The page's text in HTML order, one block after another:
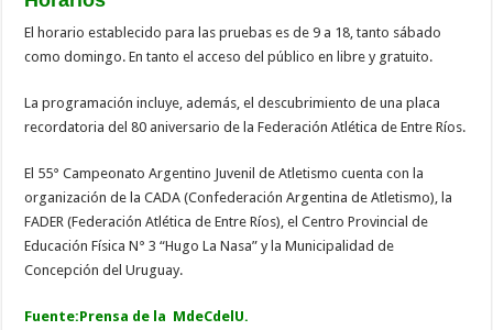
El horario establecido para las pruebas es de 9 a 18, tanto sábado
como domingo. En tanto el acceso del público en libre y gratuito.
La programación incluye, además, el descubrimiento de una placa
recordatoria del 80 aniversario de la Federación Atlética de Entre Ríos.
El 55° Campeonato Argentino Juvenil de Atletismo cuenta con la
organización de la CADA (Confederación Argentina de Atletismo), la
FADER (Federación Atlética de Entre Ríos), el Centro Provincial de
Educación Física N° 3 “Hugo La Nasa” y la Municipalidad de
Concepción del Uruguay.
Fuente:Prensa de la MdeCdelU.